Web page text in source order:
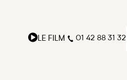
LE FILM 01 42 88 31 32